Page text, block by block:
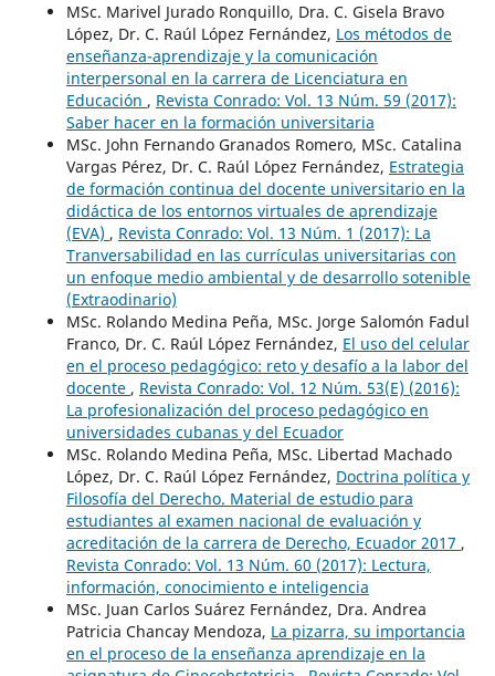
MSc. Marivel Jurado Ronquillo, Dra. C. Gisela Bravo
López, Dr. C. Raúl López Fernández, Los métodos de
enseñanza-aprendizaje y la comunicación
interpersonal en la carrera de Licenciatura en
Educación , Revista Conrado: Vol. 13 Núm. 59 (2017):
Saber hacer en la formación universitaria
MSc. John Fernando Granados Romero, MSc. Catalina
Vargas Pérez, Dr. C. Raúl López Fernández, Estrategia
de formación continua del docente universitario en la
didáctica de los entornos virtuales de aprendizaje
(EVA) , Revista Conrado: Vol. 13 Núm. 1 (2017): La
Tranversabilidad en las currículas universitarias con
un enfoque medio ambiental y de desarrollo sotenible
(Extraodinario)
MSc. Rolando Medina Peña, MSc. Jorge Salomón Fadul
Franco, Dr. C. Raúl López Fernández, El uso del celular
en el proceso pedagógico: reto y desafío a la labor del
docente , Revista Conrado: Vol. 12 Núm. 53(E) (2016):
La profesionalización del proceso pedagógico en
universidades cubanas y del Ecuador
MSc. Rolando Medina Peña, MSc. Libertad Machado
López, Dr. C. Raúl López Fernández, Doctrina política y
Filosofía del Derecho. Material de estudio para
estudiantes al examen nacional de evaluación y
acreditación de la carrera de Derecho, Ecuador 2017 ,
Revista Conrado: Vol. 13 Núm. 60 (2017): Lectura,
información, conocimiento e inteligencia
MSc. Juan Carlos Suárez Fernández, Dra. Andrea
Patricia Chancay Mendoza, La pizarra, su importancia
en el proceso de la enseñanza aprendizaje en la